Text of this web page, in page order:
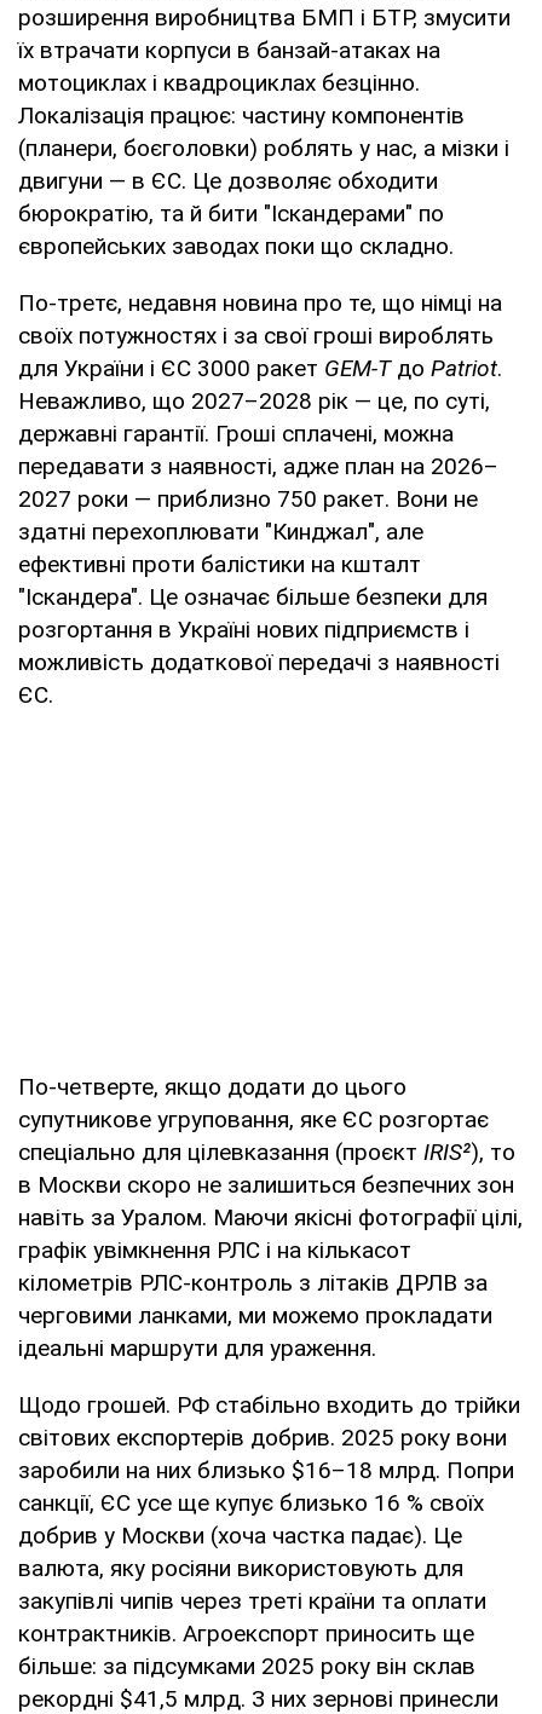
розширення виробництва БМП і БТР, змусити
їх втрачати корпуси в банзай-атаках на
мотоциклах і квадроциклах безцінно.
Локалізація працює: частину компонентів
(планери, боєголовки) роблять у нас, а мізки і
двигуни — в ЄС. Це дозволяє обходити
бюрократію, та й бити "Іскандерами" по
європейських заводах поки що складно.
По-третє, недавня новина про те, що німці на
своїх потужностях і за свої гроші вироблять
для України і ЄС 3000 ракет GEM-Tдо Patriot.
Неважливо, що 2027–2028 рік — це, по суті,
державні гарантії. Гроші сплачені, можна
передавати з наявності, адже план на 2026–
2027 роки — приблизно 750 ракет. Вони не
здатні перехоплювати "Кинджал", але
ефективні проти балістики на кшталт
"Іскандера". Це означає більше безпеки для
розгортання в Україні нових підприємств і
можливість додаткової передачі з наявності
ЄС.
По-четверте, якщо додати до цього
супутникове угруповання, яке ЄС розгортає
спеціально для цілевказання (проєкт IRIS²), то
в Москви скоро не залишиться безпечних зон
навіть за Уралом. Маючи якісні фотографії цілі,
графік увімкнення РЛС і на кількасот
кілометрів РЛС-контроль з літаків ДРЛВ за
черговими ланками, ми можемо прокладати
ідеальні маршрути для ураження.
Щодо грошей. РФ стабільно входить до трійки
світових експортерів добрив. 2025 року вони
заробили на них близько $16–18 млрд. Попри
санкції, ЄС усе ще купує близько 16 % своїх
добрив у Москви (хоча частка падає). Це
валюта, яку росіяни використовують для
закупівлі чипів через треті країни та оплати
контрактників. Агроекспорт приносить ще
більше: за підсумками 2025 року він склав
рекордні $41,5 млрд. З них зернові принесли